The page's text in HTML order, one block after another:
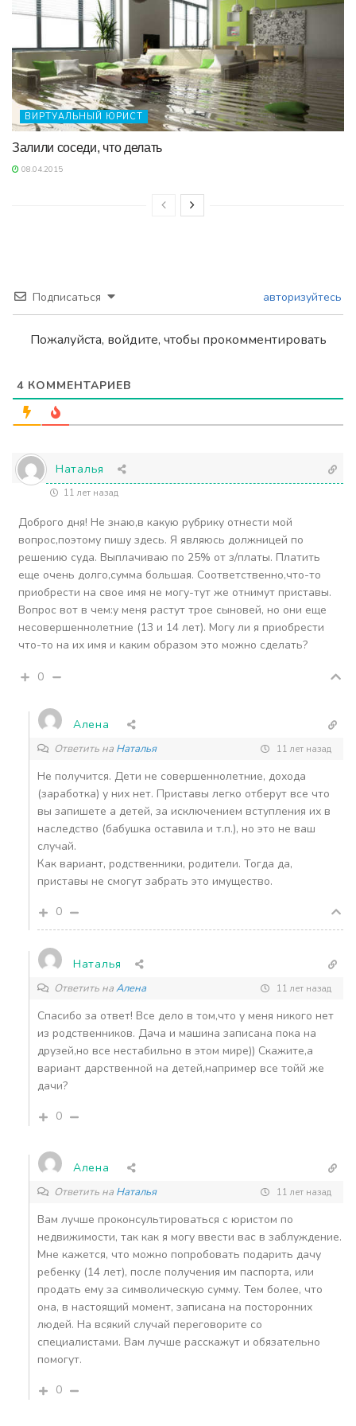
ВИРТУАЛЬНЫЙ ЮРИСТ
Залили соседи, что делать
08.04.2015
Подписаться авторизуйтесь
Пожалуйста, войдите, чтобы прокомментировать
4 КОММЕНТАРИЕВ
Наталья
11 лет назад
Доброго дня! Не знаю,в какую рубрику отнести мой
вопрос,поэтому пишу здесь. Я являюсь должницей по
решению суда. Выплачиваю по 25% от з/платы. Платить
еще очень долго,сумма большая. Соответственно,что-то
приобрести на свое имя не могу-тут же отнимут приставы.
Вопрос вот в чем:у меня растут трое сыновей, но они еще
несовершеннолетние (13 и 14 лет). Могу ли я приобрести
что-то на их имя и каким образом это можно сделать?
0
Алена
Ответить на Наталья 11 лет назад
Не получится. Дети не совершеннолетние, дохода
(заработка) у них нет. Приставы легко отберут все что
вы запишете а детей, за исключением вступления их в
наследство (бабушка оставила и т.п.), но это не ваш
случай.
Как вариант, родственники, родители. Тогда да,
приставы не смогут забрать это имущество.
0
Наталья
Ответить наАлена 11 лет назад
Спасибо за ответ! Все дело в том,что у меня никого нет
из родственников. Дача и машина записана пока на
друзей,но все нестабильно в этом мире)) Скажите,а
вариант дарственной на детей,например все тойй же
дачи?
0
Алена
Ответить на Наталья 11 лет назад
Вам лучше проконсультироваться с юристом по
недвижимости, так как я могу ввести вас в заблуждение.
Мне кажется, что можно попробовать подарить дачу
ребенку (14 лет), после получения им паспорта, или
продать ему за символическую сумму. Тем более, что
она, в настоящий момент, записана на посторонних
людей. На всякий случай переговорите со
специалистами. Вам лучше расскажут и обязательно
помогут.
0